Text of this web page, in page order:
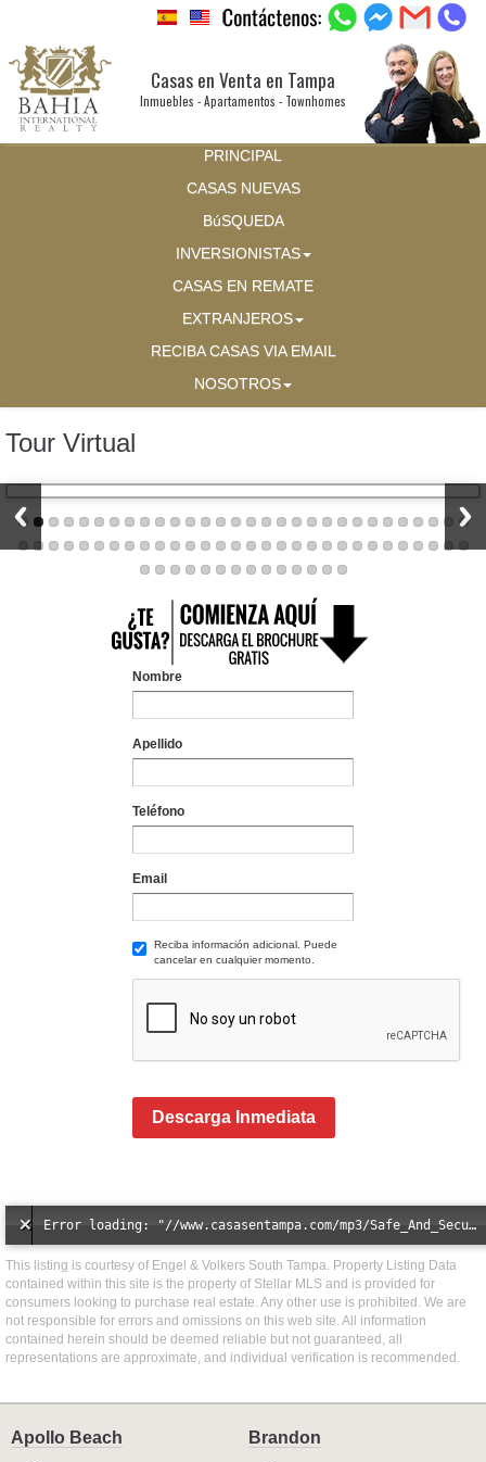
Casas en Venta en Tampa
Inmuebles - Apartamentos - Townhomes
PRINCIPAL
CASAS NUEVAS
BúSQUEDA
INVERSIONISTAS
CASAS EN REMATE
EXTRANJEROS
RECIBA CASAS VIA EMAIL
NOSOTROS
Tour Virtual
Nombre
Apellido
Teléfono
Email
Reciba información adicional. Puede
cancelar en cualquier momento.
Descarga Inmediata
Error loading: "//www.casasentampa.com/mp3/Safe_And_Secure_full_mix_mp3.mp3"
This listing is courtesy of Engel & Volkers South Tampa. Property Listing Data
contained within this site is the property of Stellar MLS and is provided for
consumers looking to purchase real estate. Any other use is prohibited. We are
not responsible for errors and omissions on this web site. All information
contained herein should be deemed reliable but not guaranteed, all
representations are approximate, and individual verification is recommended.
Apollo Beach
Brandon